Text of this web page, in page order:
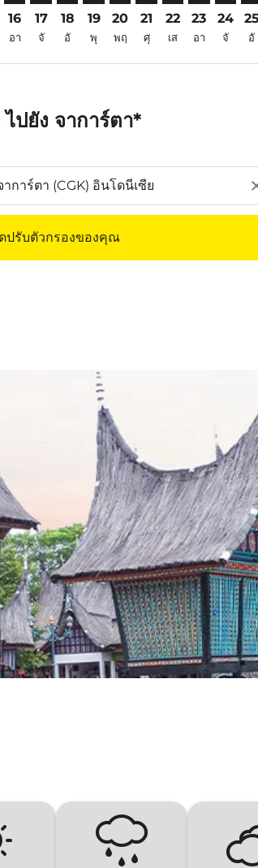
16
อา
17
จั
18
อั
19
พุ
20
พฤ
21
ศุ
22
เส
23
อา
24
จั
25
อั
ปยัง จาการ์ตา*
ปรับตัวกรองของคุณ